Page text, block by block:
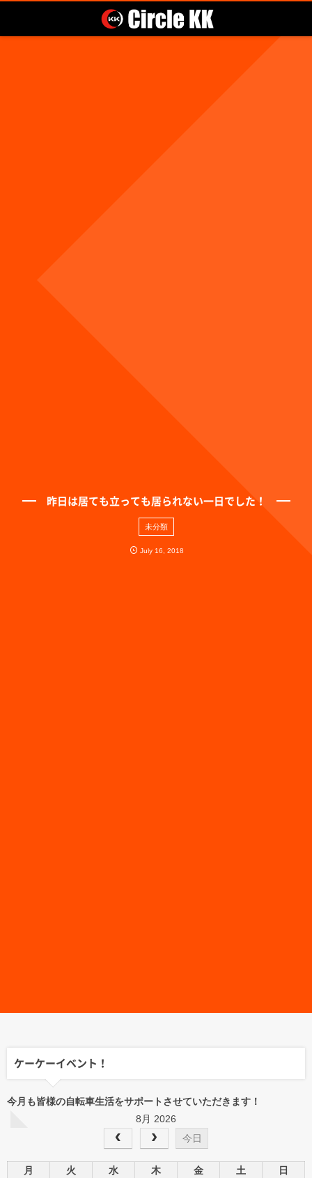
昨日は居ても立っても居られない一日でした！
未分類
July 16 2018
ケーケーイベント！
今月も皆様の自転車生活をサポートさせていただきます！
8月 2026
今日
月 火 水 木 金 土
日